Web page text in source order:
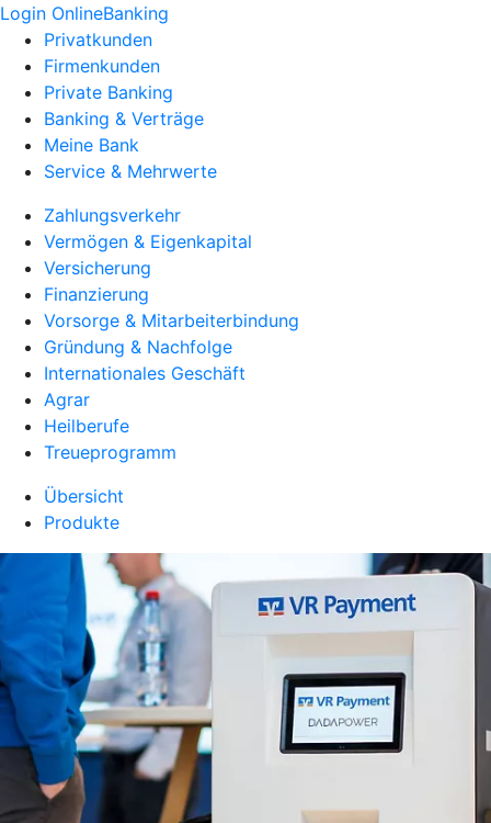
Login OnlineBanking
Privatkunden
Firmenkunden
Private Banking
Banking & Verträge
Meine Bank
Service & Mehrwerte
Zahlungsverkehr
Vermögen & Eigenkapital
Versicherung
Finanzierung
Vorsorge & Mitarbeiterbindung
Gründung & Nachfolge
Internationales Geschäft
Agrar
Heilberufe
Treueprogramm
Übersicht
Produkte